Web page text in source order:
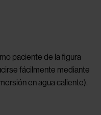
paciente de la figura
fácilmente mediante
en agua caliente).